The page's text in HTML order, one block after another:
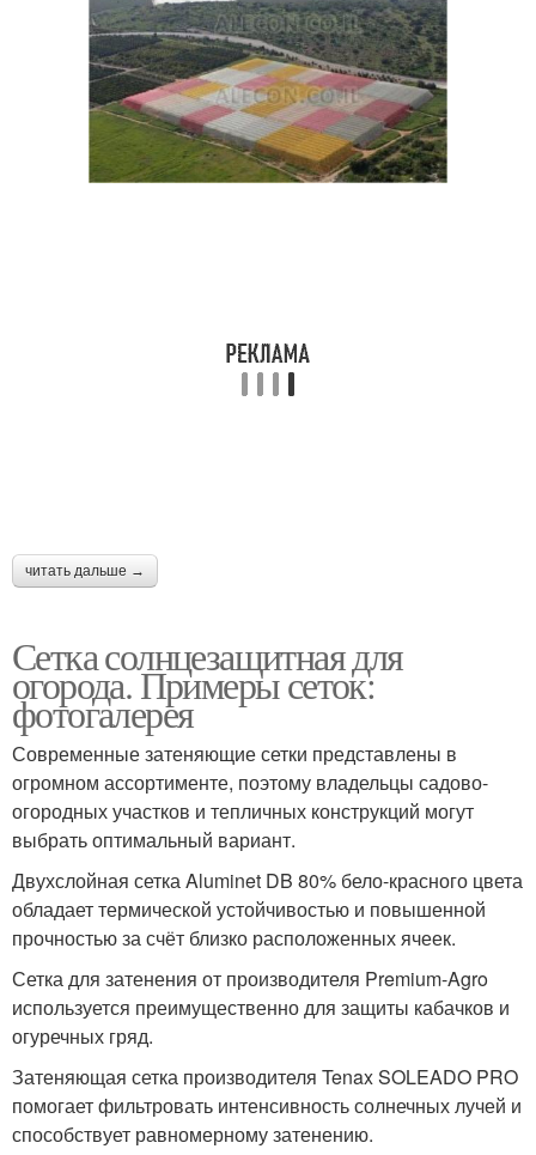
читать дальше →
Сетка солнцезащитная для
огорода. Примеры сеток:
фотогалерея
Современные затеняющие сетки представлены в
огромном ассортименте, поэтому владельцы садово-
огородных участков и тепличных конструкций могут
выбрать оптимальный вариант.
Двухслойная сетка Aluminet DB 80% бело-красного цвета
обладает термической устойчивостью и повышенной
прочностью за счёт близко расположенных ячеек.
Сетка для затенения от производителя Premium-Agro
используется преимущественно для защиты кабачков и
огуречных гряд.
Затеняющая сетка производителя Tenax SOLEADO PRO
помогает фильтровать интенсивность солнечных лучей и
способствует равномерному затенению.